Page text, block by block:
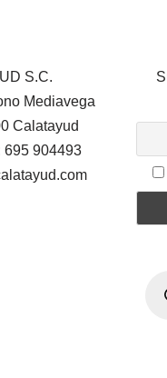
S.C.
Mediavega
Calatayud
695 904493